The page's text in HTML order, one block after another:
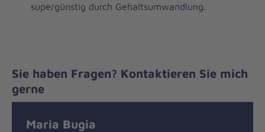
supergünstig durch Gehaltsumwandlung.
Sie haben Fragen? Kontaktieren Sie mich
gerne
Maria Bugia